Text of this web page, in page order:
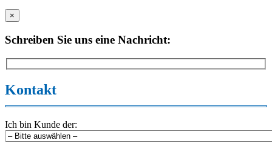
×
Schreiben Sie uns eine Nachricht:
Kontakt
Ich bin Kunde der: